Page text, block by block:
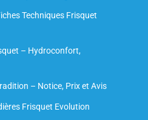
Techniques Frisquet
– Hydroconfort,
– Notice, Prix et Avis
Frisquet Evolution